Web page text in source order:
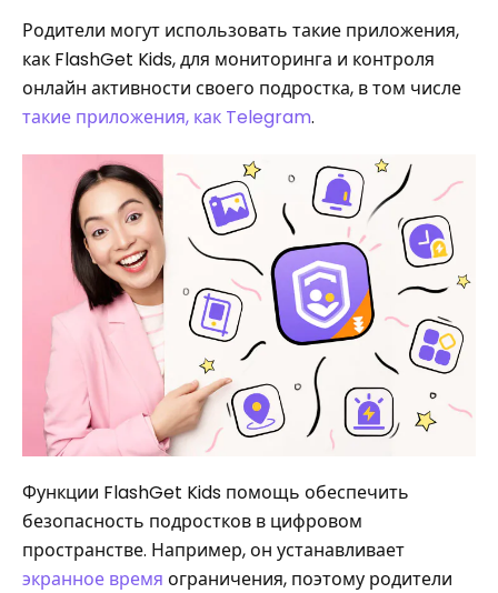
Родители могут использовать такие приложения,
как FlashGet Kids, для мониторинга и контроля
онлайн активности своего подростка, в том числе
такие приложения, как Telegram.
Функции FlashGet Kids помощь обеспечить
безопасность подростков в цифровом
пространстве. Например, он устанавливает
экранное время ограничения, поэтому родители